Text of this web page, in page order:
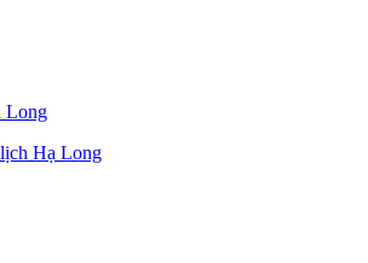
Long
Hạ Long